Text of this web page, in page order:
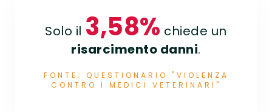
Solo il 3,58% chiede un
risarcimento danni.
FONTE: QUESTIONARIO "VIOLENZA
CONTRO I MEDICI VETERINARI"